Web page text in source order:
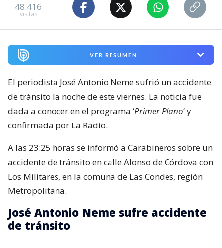
48.416
visitas
VER RESUMEN
El periodista José Antonio Neme sufrió un accidente
de tránsito la noche de este viernes. La noticia fue
dada a conocer en el programa ‘Primer Plano‘ y
confirmada por La Radio.
A las 23:25 horas se informó a Carabineros sobre un
accidente de tránsito en calle Alonso de Córdova con
Los Militares, en la comuna de Las Condes, región
Metropolitana.
José Antonio Neme sufre accidente
de tránsito